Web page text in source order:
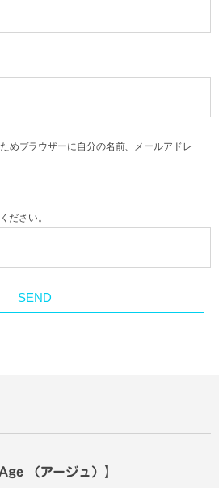
めブラウザーに自分の名前、メールアドレ
ださい。
（アージュ） 】